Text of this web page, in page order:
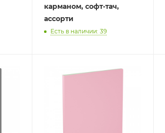
карманом, софт-тач,
ассорти
Есть в наличии: 39